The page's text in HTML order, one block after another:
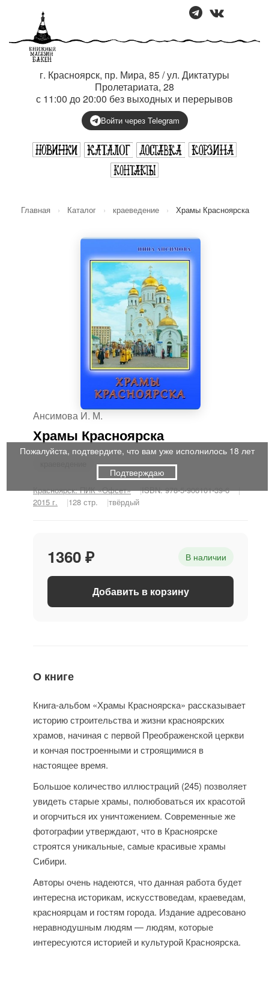
г. Красноярск, пр. Мира, 85 / ул. Диктатуры
Пролетариата, 28
с 11:00 до 20:00 без выходных и перерывов
Войти через Telegram
Главная › Каталог › краеведение › Храмы Красноярска
Ансимова И. М.
Храмы Красноярска
Красноярск: ПИК «Офсет»
ISBN: 978-5-906101-39-6
2015 г.
128 стр. твёрдый
1360 ₽ В наличии
Добавить в корзину
О книге
Книга-альбом «Храмы Красноярска» рассказывает
историю строительства и жизни красноярских
храмов, начиная с первой Преображенской церкви
и кончая построенными и строящимися в
настоящее время.
Большое количество иллюстраций (245) позволяет
увидеть старые храмы, полюбоваться их красотой
и огорчиться их уничтожением. Современные же
фотографии утверждают, что в Красноярске
строятся уникальные, самые красивые храмы
Сибири.
Авторы очень надеются, что данная работа будет
интересна историкам, искусствоведам, краеведам,
красноярцам и гостям города. Издание адресовано
неравнодушным людям — людям, которые
интересуются историей и культурой Красноярска.
Пожалуйста, подтвердите, что вам уже исполнилось 18 лет
Подтверждаю